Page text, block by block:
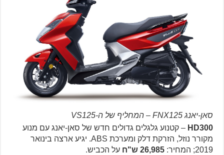
סאן-יאנג FNX125 – המחליף של ה-VS125
HD300 – קטנוע גלגלים גדולים חדש של סאן-יאנג עם מנוע
מקורר נוזל, הזרקת דלק ומערכת ABS. יגיע ארצה בינואר
2019; המחיר:
26,985 ש"ח על הכביש.